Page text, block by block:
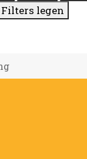
Filters legen